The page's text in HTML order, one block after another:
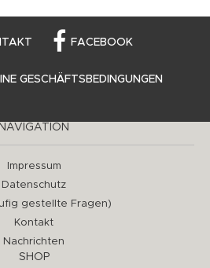
FACEBOOK
GESCHÄFTSBEDINGUNGEN
NAVIGATION
Impressum
Datenschutz
gestellte Fragen)
Kontakt
Nachrichten
SHOP